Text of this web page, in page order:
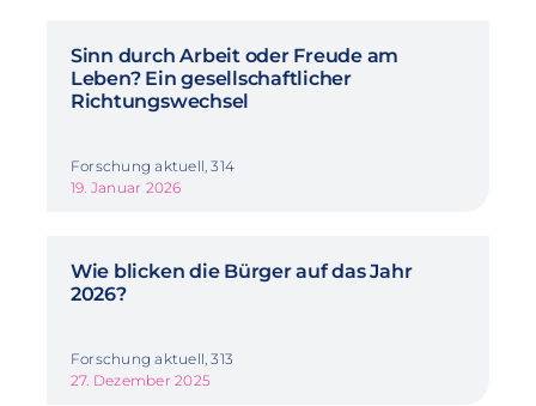
Sinn durch Arbeit oder Freude am
Leben? Ein gesellschaftlicher
Richtungswechsel
Forschung aktuell, 314
19. Januar 2026
Wie blicken die Bürger auf das Jahr
2026?
Forschung aktuell, 313
27. Dezember 2025